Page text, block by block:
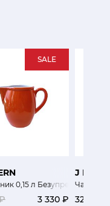
С
SALE
0,15 л Безупречный цвет
3 330 ₽
J L
Чайник
32 300